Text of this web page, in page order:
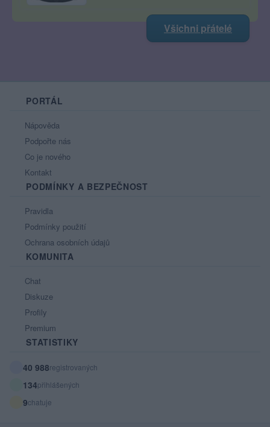
Všichni přátelé
PORTÁL
Nápověda
Podpořte nás
Co je nového
Kontakt
PODMÍNKY A BEZPEČNOST
Pravidla
Podmínky použití
Ochrana osobních údajů
KOMUNITA
Chat
Diskuze
Profily
Premium
STATISTIKY
40 988registrovaných
134přihlášených
9chatuje